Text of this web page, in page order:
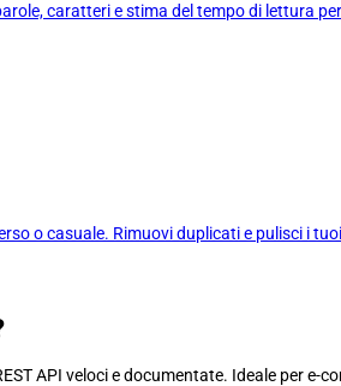
caratteri e stima del tempo di lettura
o casuale. Rimuovi duplicati e pulisci i
API veloci e documentate. Ideale per e-